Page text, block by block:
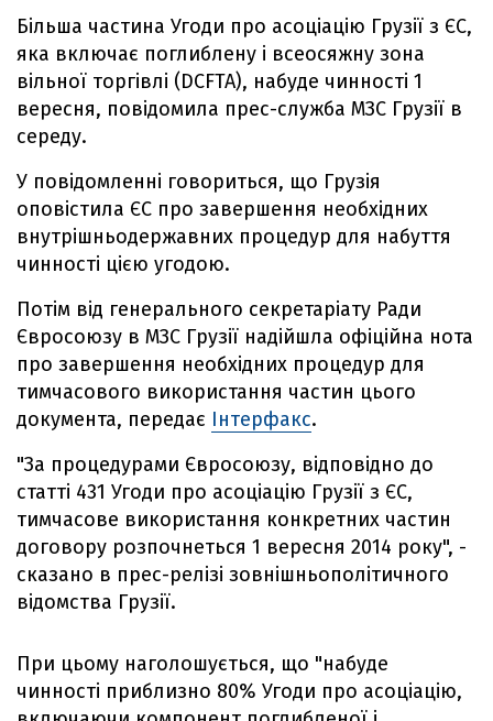
Більша частина Угоди про асоціацію Грузії з ЄС,
яка включає поглиблену і всеосяжну зона
вільної торгівлі (DCFTA), набуде чинності 1
вересня, повідомила прес-служба МЗС Грузії в
середу.
У повідомленні говориться, що Грузія
оповістила ЄС про завершення необхідних
внутрішньодержавних процедур для набуття
чинності цією угодою.
Потім від генерального секретаріату Ради
Євросоюзу в МЗС Грузії надійшла офіційна нота
про завершення необхідних процедур для
тимчасового використання частин цього
документа, передає Інтерфакс.
"За процедурами Євросоюзу, відповідно до
статті 431 Угоди про асоціацію Грузії з ЄС,
тимчасове використання конкретних частин
договору розпочнеться 1 вересня 2014 року", -
сказано в прес-релізі зовнішньополітичного
відомства Грузії.
При цьому наголошується, що "набуде
чинності приблизно 80% Угоди про асоціацію,